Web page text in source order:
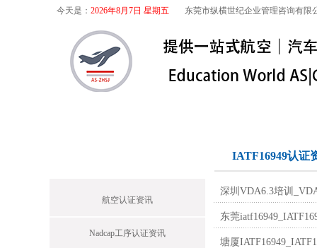
今天是： 2026年8月7日 星期五 东莞市纵横世纪企业管理咨询有限
航空认证资讯
Nadcap工序认证资讯
IATF16949认证
深圳VDA6.3培训
东莞
塘厦